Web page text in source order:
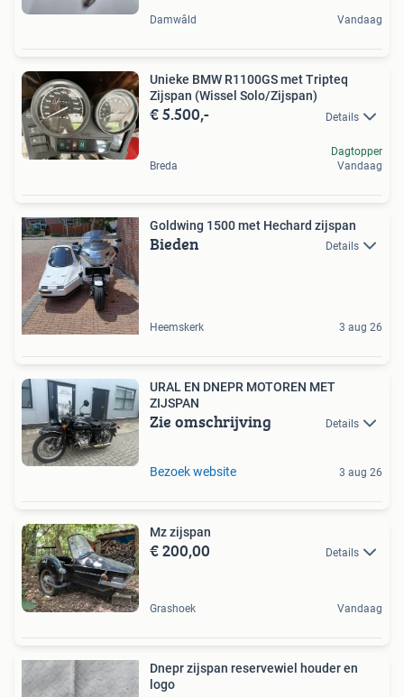
Damwâld Vandaag
Unieke BMW R1100GS met Tripteq
Zijspan (Wissel Solo/Zijspan)
€ 5.500,- Details
Breda
Dagtopper
Vandaag
Goldwing 1500 met Hechard zijspan
Bieden Details
Heemskerk 3 aug 26
URAL EN DNEPR MOTOREN MET
ZIJSPAN
Zie omschrijving Details
Bezoek website 3 aug 26
Mz zijspan
€ 200,00 Details
Grashoek Vandaag
Dnepr zijspan reservewiel houder en
logo